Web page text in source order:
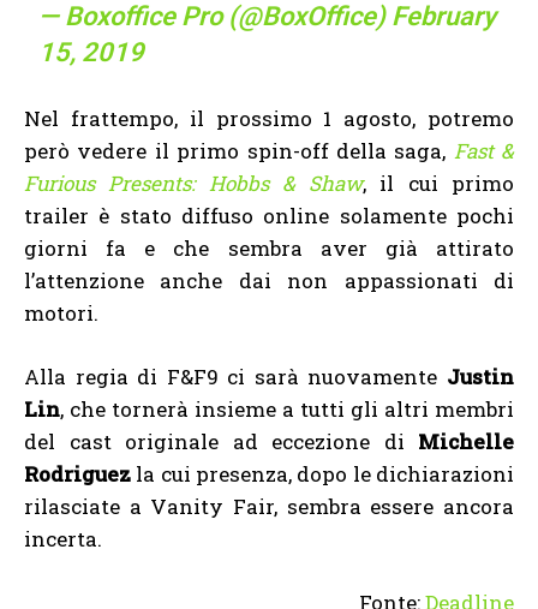
— Boxoffice Pro (@BoxOffice) February
15, 2019
Nel frattempo, il prossimo 1 agosto, potremo
però vedere il primo spin-off della saga, Fast &
Furious Presents: Hobbs & Shaw, il cui primo
trailer è stato diffuso online solamente pochi
giorni fa e che sembra aver già attirato
l’attenzione anche dai non appassionati di
motori.
Alla regia di F&F9 ci sarà nuovamente Justin
Lin, che tornerà insieme a tutti gli altri membri
del cast originale ad eccezione di Michelle
Rodriguez la cui presenza, dopo le dichiarazioni
rilasciate a Vanity Fair, sembra essere ancora
incerta.
Fonte:Deadline